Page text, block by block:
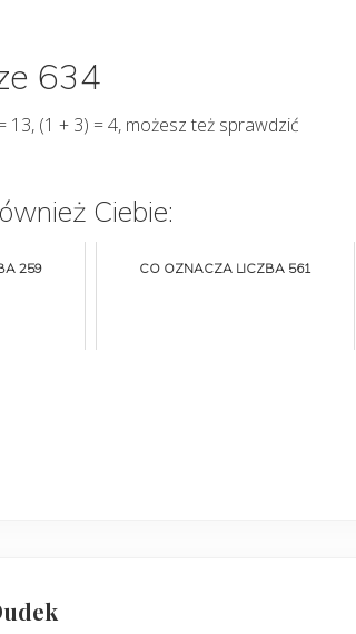
634
13, (1 + 3) = 4, możesz też sprawdzić
Ciebie:
259 CO OZNACZA LICZBA 561